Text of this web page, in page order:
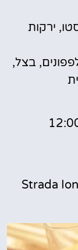
ירקות
בצל,
Strada